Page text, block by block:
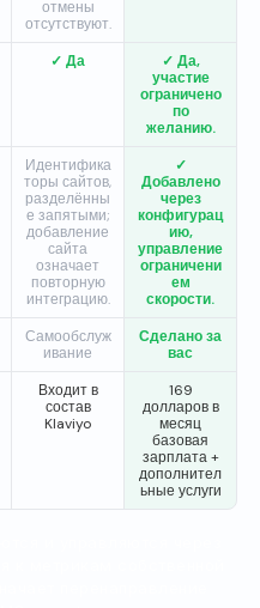
отмены
отсутствуют.
✓ Да
✓ Да,
участие
ограничено
по
желанию.
Идентифика
торы сайтов,
разделённы
е запятыми;
добавление
сайта
означает
повторную
интеграцию.
✓
Добавлено
через
конфигурац
ию,
управление
ограничени
ем
скорости.
Самообслуж
ивание
Сделано за
вас
Входит в
состав
Klaviyo
169
долларов в
месяц
базовая
зарплата +
дополнител
ьные услуги